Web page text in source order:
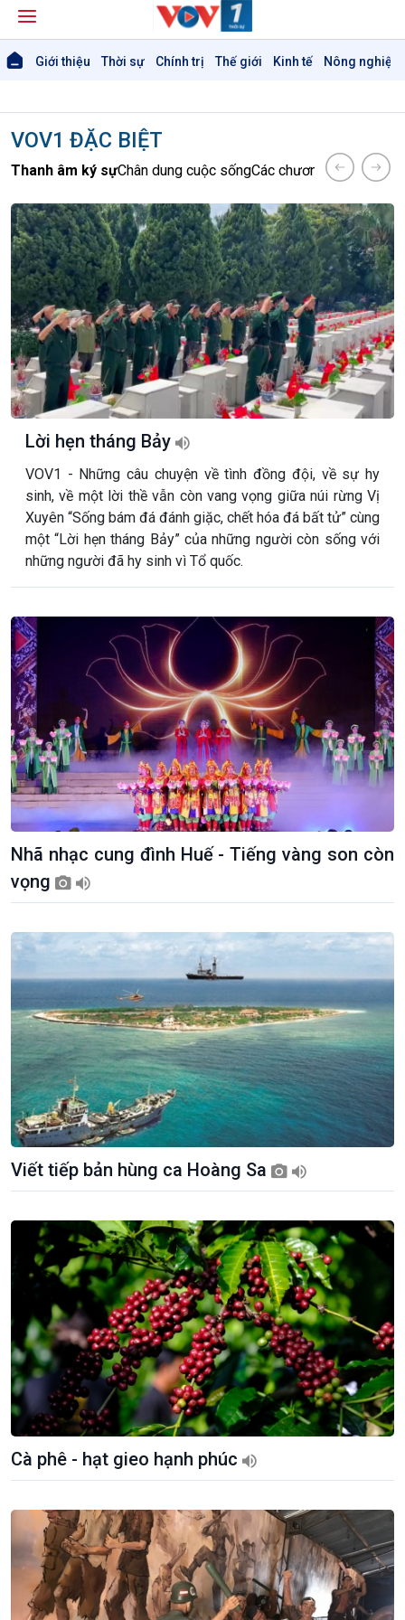
Giới thiệu Thời sự Chính trị Thế giới Kinh tế Nông nghiệp
Giới thiệu
Thời sự
Thời sự 21h30
Bản tin
Chuyên mục
Theo dòng Thời sự
VOV1 ĐẶC BIỆT
Thanh âm ký sựChân dung cuộc sốngCác chương trình đặc
Lời hẹn tháng Bảy
VOV1 - Những câu chuyện về tình đồng đội, về sự hy
sinh, về một lời thề vẫn còn vang vọng giữa núi rừng Vị
Xuyên “Sống bám đá đánh giặc, chết hóa đá bất tử” cùng
một “Lời hẹn tháng Bảy” của những người còn sống với
những người đã hy sinh vì Tổ quốc.
Nhã nhạc cung đình Huế - Tiếng vàng son còn
vọng
Viết tiếp bản hùng ca Hoàng Sa
Cà phê - hạt gieo hạnh phúc